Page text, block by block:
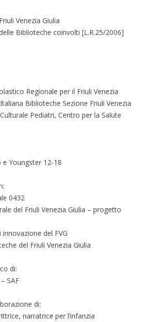
Venezia Giulia
Biblioteche coinvolti [L.R.25/2006]
Regionale per il Friuli Venezia
Biblioteche Sezione Friuli Venezia
Pediatri, Centro per la Salute
Youngster 12-18
0432
del Friuli Venezia Giulia – progetto
del FVG
del Friuli Venezia Giulia
di:
SAF
di:
narratrice per l’infanzia